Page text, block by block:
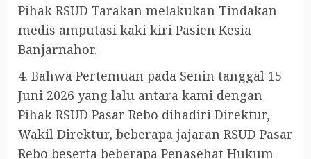
Pihak RSUD Tarakan melakukan Tindakan
medis amputasi kaki kiri Pasien Kesia
Banjarnahor.
4. Bahwa Pertemuan pada Senin tanggal 15
Juni 2026 yang lalu antara kami dengan
Pihak RSUD Pasar Rebo dihadiri Direktur,
Wakil Direktur, beberapa jajaran RSUD Pasar
Rebo beserta beberapa Penasehat Hukum